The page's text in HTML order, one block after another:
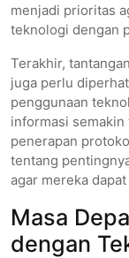
menjadi prioritas
teknologi dengan
Terakhir,
juga perlu
penggunaan
informasi
penerapan
tentang
agar mereka
Masa
dengan